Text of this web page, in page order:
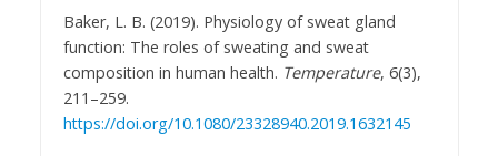
Baker, L. B. (2019). Physiology of sweat gland
function: The roles of sweating and sweat
composition in human health. Temperature, 6(3),
211–259.
https://doi.org/10.1080/23328940.2019.1632145